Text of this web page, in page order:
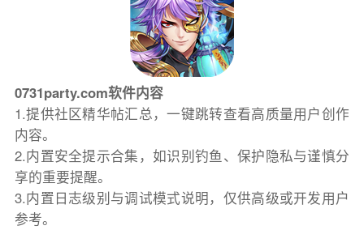
0731party.com软件内容
1.提供社区精华帖汇总，一键跳转查看高质量用户创作
内容。
2.内置安全提示合集，如识别钓鱼、保护隐私与谨慎分
享的重要提醒。
3.内置日志级别与调试模式说明，仅供高级或开发用户
参考。